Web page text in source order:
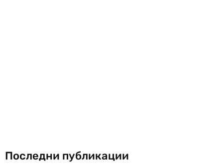
Последни публикации